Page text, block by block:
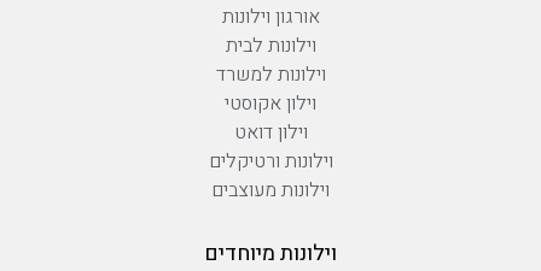
אורגון וילונות
וילונות לבית
וילונות למשרד
וילון אקוסטי
וילון דואט
וילונות ורטיקלים
וילונות מעוצבים
וילונות מיוחדים